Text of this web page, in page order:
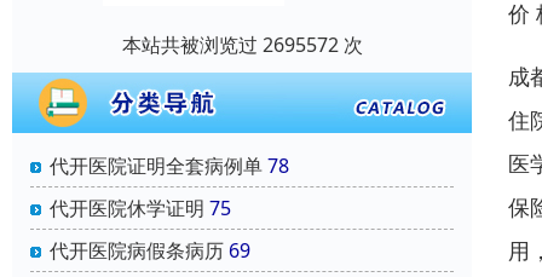
本站共被浏览过 2695572 次
代开医院证明全套病例单78
代开医院休学证明 75
代开医院病假条病历 69
价
成
住
医
保
用